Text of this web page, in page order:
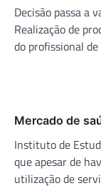
Decisão passa a
Realização de
do profissional de
Mercado de
Instituto de
que apesar de
utilização de